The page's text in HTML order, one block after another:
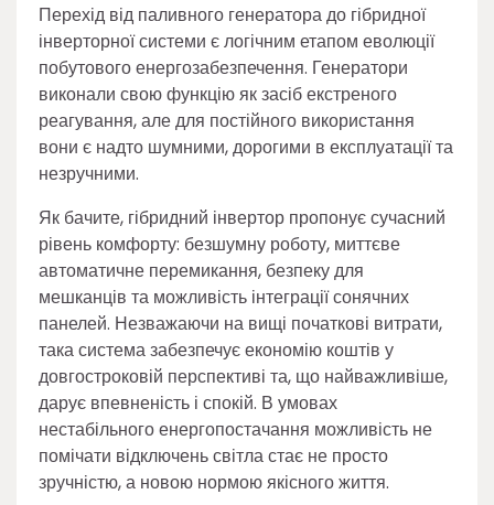
Перехід від паливного генератора до гібридної
інверторної системи є логічним етапом еволюції
побутового енергозабезпечення. Генератори
виконали свою функцію як засіб екстреного
реагування, але для постійного використання
вони є надто шумними, дорогими в експлуатації та
незручними.
Як бачите, гібридний інвертор пропонує сучасний
рівень комфорту: безшумну роботу, миттєве
автоматичне перемикання, безпеку для
мешканців та можливість інтеграції сонячних
панелей. Незважаючи на вищі початкові витрати,
така система забезпечує економію коштів у
довгостроковій перспективі та, що найважливіше,
дарує впевненість і спокій. В умовах
нестабільного енергопостачання можливість не
помічати відключень світла стає не просто
зручністю, а новою нормою якісного життя.